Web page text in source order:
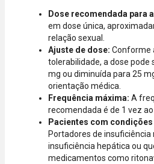
Dose recomendada para
em dose única,
relação sexual.
Ajuste de dose: Conforme
tolerabilidade, a dose pode
mg ou diminuída para 25
orientação médica.
Frequência máxima: A
recomendada é de 1 vez ao
Pacientes com
Portadores de insuficiência
insuficiência hepática ou
medicamentos como